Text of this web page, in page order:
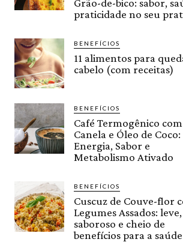
Grão-de-bico: sabor,
praticidade no seu
BENEFÍCIOS
11 alimentos para
cabelo (com receitas)
BENEFÍCIOS
Café Termogênico com
Canela e Óleo de Coco:
Energia, Sabor e
Metabolismo Ativado
BENEFÍCIOS
Cuscuz de Couve-flor
Legumes Assados: leve,
saboroso e cheio de
benefícios para a saúde